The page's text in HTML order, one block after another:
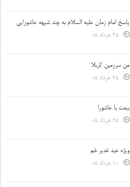
پاسخ امام زمان علیه السلام به چند شبهه عاشورایی
من سرزمین کربلا
بیعت با عاشورا
ویژه عید غدیر خم